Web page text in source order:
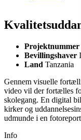
Projektnummer
Bevillingshaver
Land Tanzania
Gennem visuelle
video vil der fortælles
skolegang. En digital
kirker og
udmunde i en
Info